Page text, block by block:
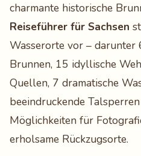
charmante historische
Reiseführer für Sachsen
Wasserorte vor –
Brunnen, 15 idyllische
Quellen, 7 dramatische
beeindruckende
Möglichkeiten für
erholsame Rückzugsorte.